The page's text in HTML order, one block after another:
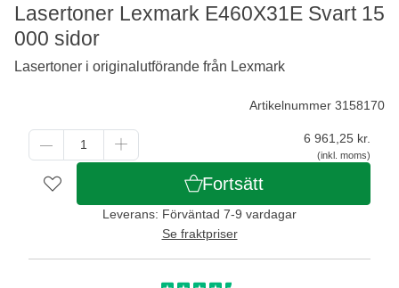
Artikelnummer 3158170
6 961,25 kr.
(inkl. moms)
Fortsätt
Leverans: Förväntad 7-9 vardagar
Se fraktpriser
Lasertoner Lexmark E460X31E Svart 15
000 sidor
Lasertoner i originalutförande från Lexmark